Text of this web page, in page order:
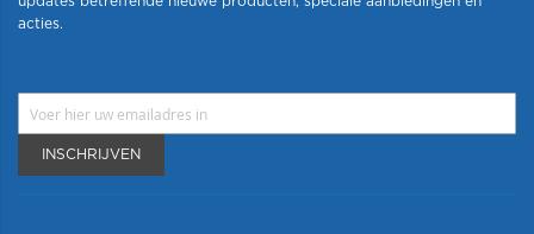
acties.
INSCHRIJVEN